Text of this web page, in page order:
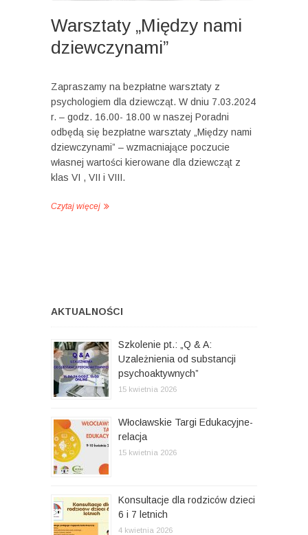
Warsztaty „Między nami
dziewczynami”
Zapraszamy na bezpłatne warsztaty z
psychologiem dla dziewcząt. W dniu 7.03.2024
r. – godz. 16.00- 18.00 w naszej Poradni
odbędą się bezpłatne warsztaty „Między nami
dziewczynami” – wzmacniające poczucie
własnej wartości kierowane dla dziewcząt z
klas VI , VII i VIII.
Czytaj więcej
AKTUALNOŚCI
Szkolenie pt.: „Q & A:
Uzależnienia od substancji
psychoaktywnych”
15 kwietnia 2026
Włocławskie Targi Edukacyjne-
relacja
15 kwietnia 2026
Konsultacje dla rodziców dzieci
6 i 7 letnich
4 kwietnia 2026